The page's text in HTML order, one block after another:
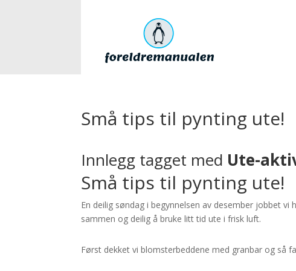
Små tips til pynting ute!
Innlegg tagget med Ute-
Små tips til pynting ute!
En deilig søndag i begynnelsen av desember jobbet
sammen og deilig å bruke litt tid ute i frisk luft.
Først dekket vi blomsterbeddene med granbar og så